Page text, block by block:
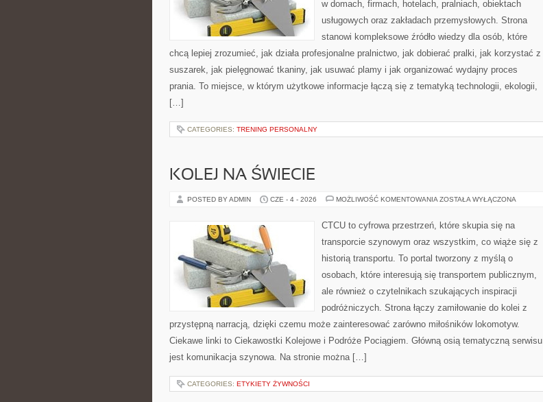
w domach, firmach, hotelach, pralniach, obiektach
usługowych oraz zakładach przemysłowych. Strona
stanowi kompleksowe źródło wiedzy dla osób, które
chcą lepiej zrozumieć, jak działa profesjonalne pralnictwo, jak dobierać pralki, jak korzystać z
suszarek, jak pielęgnować tkaniny, jak usuwać plamy i jak organizować wydajny proces
prania. To miejsce, w którym użytkowe informacje łączą się z tematyką technologii, ekologii,
[…]
CATEGORIES: TRENING PERSONALNY
KOLEJ NA ŚWIECIE
POSTED BY ADMIN CZE - 4 - 2026 MOŻLIWOŚĆ KOMENTOWANIA KOLEJ
ZOSTAŁA WYŁĄCZONA
CTCU to cyfrowa przestrzeń, które skupia się na
transporcie szynowym oraz wszystkim, co wiąże się z
historią transportu. To portal tworzony z myślą o
osobach, które interesują się transportem publicznym,
ale również o czytelnikach szukających inspiracji
podróżniczych. Strona łączy zamiłowanie do kolei z
przystępną narracją, dzięki czemu może zainteresować zarówno miłośników lokomotyw.
Ciekawe linki to Ciekawostki Kolejowe i Podróże Pociągiem. Główną osią tematyczną serwisu
jest komunikacja szynowa. Na stronie można […]
CATEGORIES: ETYKIETY ŻYWNOŚCI